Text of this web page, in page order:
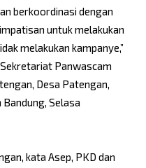
berkoordinasi dengan
untuk melakukan
melakukan kampanye,”
Panwascam
Desa Patengan,
Selasa
kata Asep, PKD dan